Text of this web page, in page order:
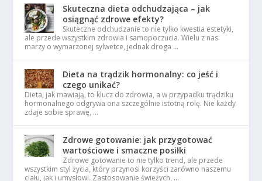
Skuteczna dieta odchudzająca – jak
osiągnąć zdrowe efekty?
Skuteczne odchudzanie to nie tylko kwestia estetyki,
ale przede wszystkim zdrowia i samopoczucia. Wielu z nas
marzy o wymarzonej sylwetce, jednak droga …
Dieta na trądzik hormonalny: co jeść i
czego unikać?
Dieta, jak mawiają, to klucz do zdrowia, a w przypadku trądziku
hormonalnego odgrywa ona szczególnie istotną rolę. Nie każdy
zdaje sobie sprawę, …
Zdrowe gotowanie: jak przygotować
wartościowe i smaczne posiłki
Zdrowe gotowanie to nie tylko trend, ale przede
wszystkim styl życia, który przynosi korzyści zarówno naszemu
ciału, jak i umysłowi. Zastosowanie świeżych, …